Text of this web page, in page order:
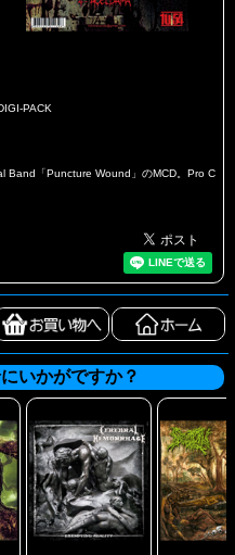
PACK
Band「Puncture Wound」のMCD。Pro C
いかがですか？